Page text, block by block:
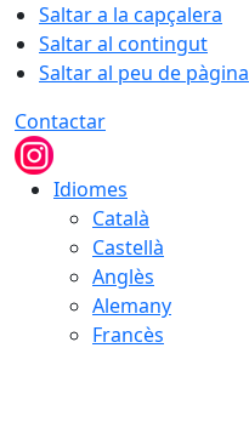
Saltar a la capçalera
Saltar al contingut
Saltar al peu de pàgina
Contactar
Idiomes
Català
Castellà
Anglès
Alemany
Francès